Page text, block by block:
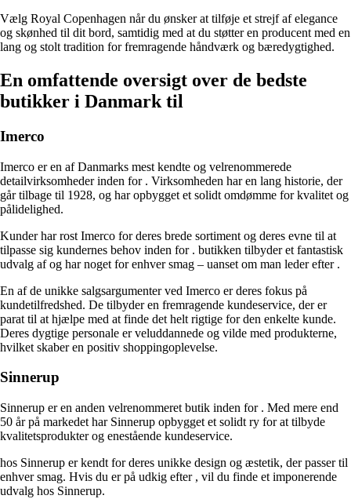
Vælg Royal Copenhagen når du ønsker at tilføje et strejf af elegance
og skønhed til dit bord, samtidig med at du støtter en producent med en
lang og stolt tradition for fremragende håndværk og bæredygtighed.
En omfattende oversigt over de bedste
butikker i Danmark til
Imerco
Imerco er en af ​​Danmarks mest kendte og velrenommerede
detailvirksomheder inden for . Virksomheden har en lang historie, der
går tilbage til 1928, og har opbygget et solidt omdømme for kvalitet og
pålidelighed.
Kunder har rost Imerco for deres brede sortiment og deres evne til at
tilpasse sig kundernes behov inden for . butikken tilbyder et fantastisk
udvalg afog har noget for enhver smag – uanset om man leder efter .
En af de unikke salgsargumenter ved Imerco er deres fokus på
kundetilfredshed. De tilbyder en fremragende kundeservice, der er
parat til at hjælpe med at finde det helt rigtige for den enkelte kunde.
Deres dygtige personale er veluddannede og vilde med produkterne,
hvilket skaber en positiv shoppingoplevelse.
Sinnerup
Sinnerup er en anden velrenommeret butik inden for . Med mere end
50 år på markedet har Sinnerup opbygget et solidt ry for at tilbyde
kvalitetsprodukter og enestående kundeservice.
hos Sinnerup er kendt for deres unikke design og æstetik, der passer til
enhver smag. Hvis du er på udkig efter , vil du finde et imponerende
udvalg hos Sinnerup.